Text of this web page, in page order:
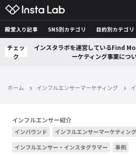
殿堂入り記事 SNS別カテゴリ 目的別カテゴリ
チェッ
ク
インスタラボを運営しているFind
ーケティング事業につ
ホーム インフルエンサーマーケティング
インフルエンサー紹介
インバウンド
インフルエンサーマーケティング
インフルエンサー・インスタグラマー
事例